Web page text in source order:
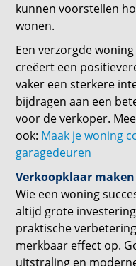
kunnen voorstellen
wonen.
Een verzorgde
creëert een
vaker een sterkere
bijdragen aan een
voor de verkoper.
ook: Maak je woning
garagedeuren
Verkoopklaar
Wie een woning
altijd grote
praktische
merkbaar effect op.
uitstraling en